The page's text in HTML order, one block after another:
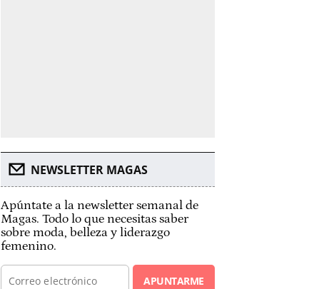
NEWSLETTER MAGAS
Apúntate a la newsletter semanal de
Magas. Todo lo que necesitas saber
sobre moda, belleza y liderazgo
femenino.
APUNTARME